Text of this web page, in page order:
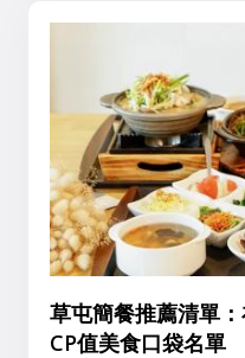
草屯簡餐推薦清單
CP值美食口袋名單